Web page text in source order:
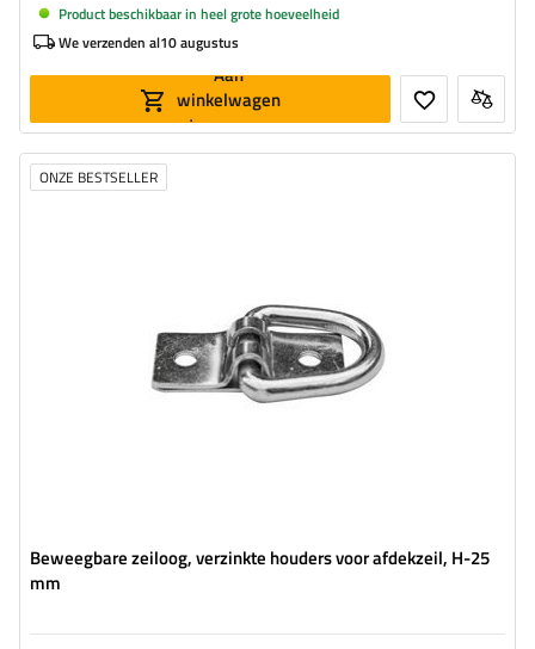
Product beschikbaar in heel grote hoeveelheid
We verzenden al10 augustus
Aan
winkelwagen
toevoegen
ONZE BESTSELLER
Beweegbare zeiloog, verzinkte houders voor afdekzeil, H-25
mm
Zeiloog hoogte: